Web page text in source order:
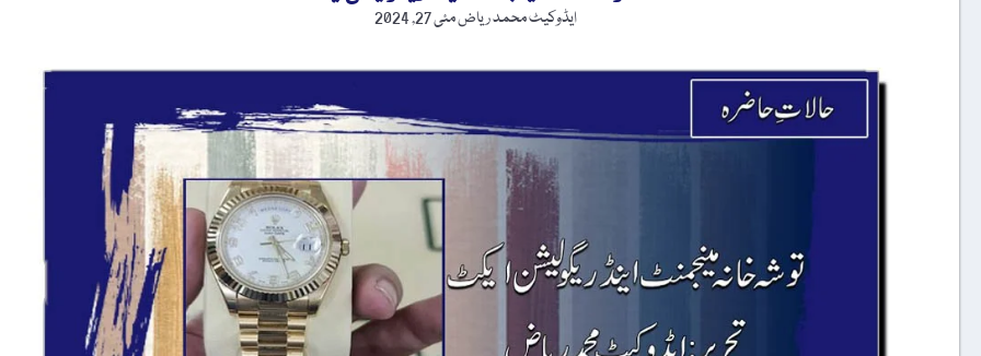
ایڈوکیٹ محمد ریاضمئی 27, 2024